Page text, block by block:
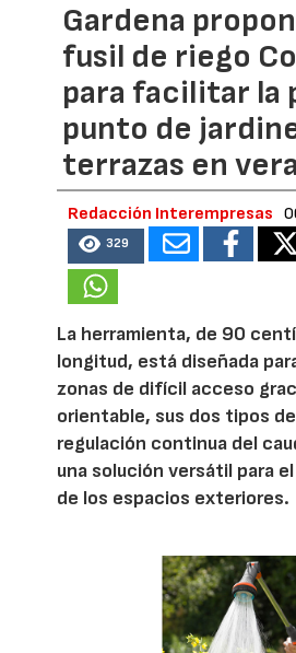
Gardena
fusil de riego
para facilitar la
punto de
terrazas en
Redacción Interempresas
329
La herramienta, de 90
longitud, está diseñada
zonas de difícil acceso
orientable, sus dos tipos
regulación continua del
una solución versátil para
de los espacios exteriores.